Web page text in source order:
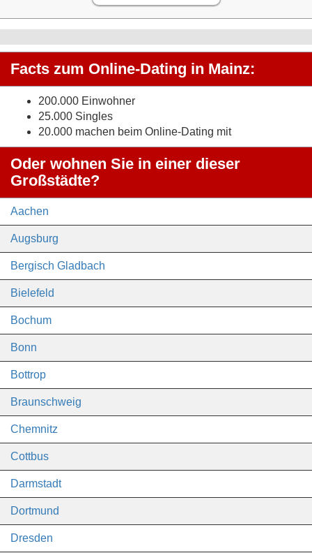
Facts zum Online-Dating in Mainz:
200.000 Einwohner
25.000 Singles
20.000 machen beim Online-Dating mit
Oder wohnen Sie in einer dieser
Großstädte?
Aachen
Augsburg
Bergisch Gladbach
Bielefeld
Bochum
Bonn
Bottrop
Braunschweig
Chemnitz
Cottbus
Darmstadt
Dortmund
Dresden